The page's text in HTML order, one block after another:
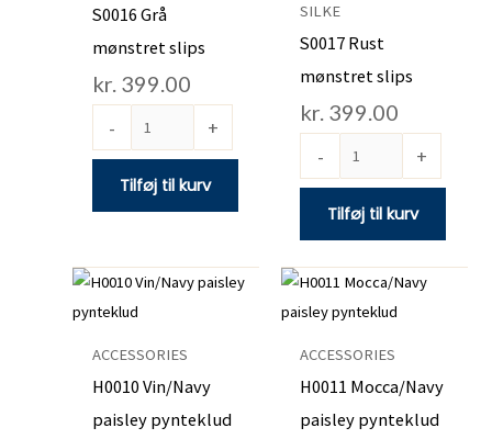
S0016 Grå
mønstret slips
kr.399.00
-
slips
antal
+
Tilføj til kurv
SILKE
S0017 Rust
mønstret slips
kr. 399.00
- +
Tilføj til kurv
ACCESSORIES
H0010 Vin/Navy
paisley pynteklud
H0010
Vin/Navy
ACCESSORIES
H0011 Mocca/Navy
paisley pynteklud
H0011
Mocca/Navy